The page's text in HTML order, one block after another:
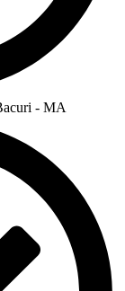
- MA